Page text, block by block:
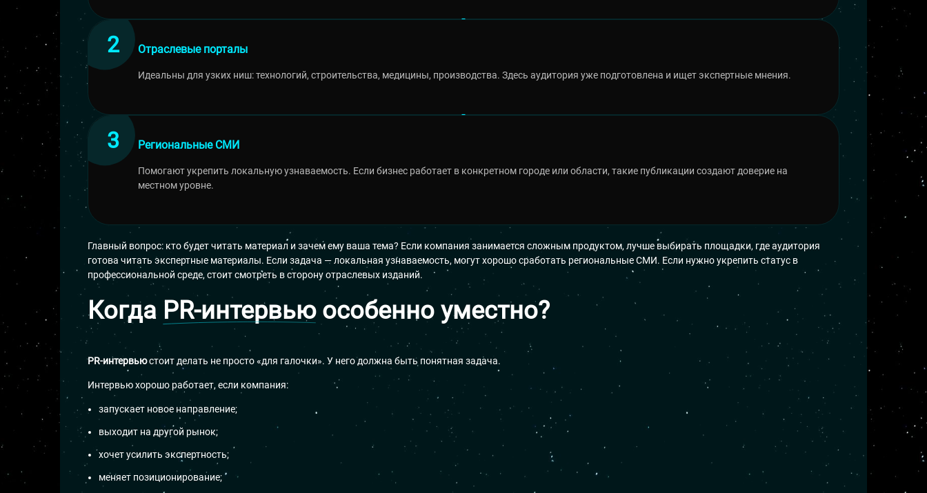
Отраслевые порталы
Идеальны для узких ниш: технологий, строительства, медицины, производства. Здесь аудитория уже подготовлена и ищет экспертные мнения.
Региональные СМИ
Помогают укрепить локальную узнаваемость. Если бизнес работает в конкретном городе или области, такие публикации создают доверие на
местном уровне.
Главный вопрос: кто будет читать материал и зачем ему ваша тема? Если компания занимается сложным продуктом, лучше выбирать площадки, где аудитория
готова читать экспертные материалы. Если задача — локальная узнаваемость, могут хорошо сработать региональные СМИ. Если нужно укрепить статус в
профессиональной среде, стоит смотреть в сторону отраслевых изданий.
Когда PR-интервьюособенно уместно?
PR-интервьюстоит делать не просто «для галочки». У него должна быть понятная задача.
Интервью хорошо работает, если компания:
запускает новое направление;
выходит на другой рынок;
хочет усилить экспертность;
меняет позиционирование;